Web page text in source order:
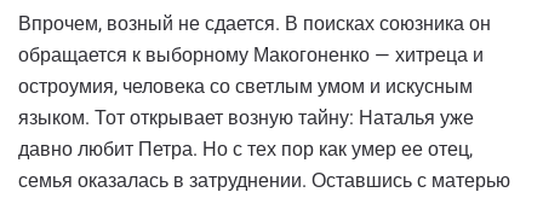
Впрочем, возный не сдается. В поисках союзника он
обращается к выборному Макогоненко — хитреца и
остроумия, человека со светлым умом и искусным
языком. Тот открывает возную тайну: Наталья уже
давно любит Петра. Но с тех пор как умер ее отец,
семья оказалась в затруднении. Оставшись с матерью